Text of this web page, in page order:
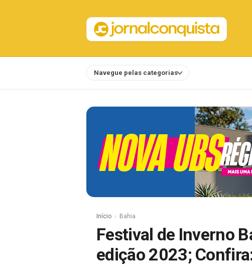
Navegue pelas categorias
Início Bahia
Festival de Inverno
edição 2023;